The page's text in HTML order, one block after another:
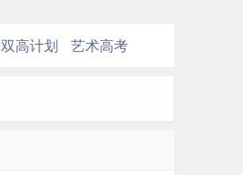
双高计划 艺术高考